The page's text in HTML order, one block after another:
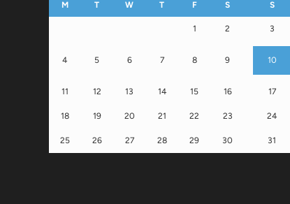
M T W T F S S
1 2 3
4 5 6 7 8 9 10
11 12 13 14 15 16 17
18 19 20 21 22 23 24
25 26 27 28 29 30 31